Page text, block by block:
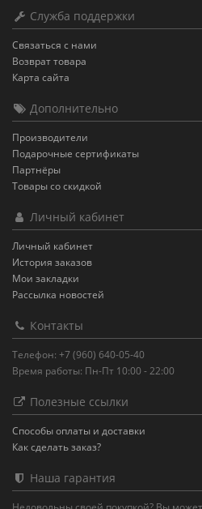
Служба поддержки
Связаться с нами
Возврат товара
Карта сайта
Дополнительно
Производители
Подарочные сертификаты
Партнёры
Товары со скидкой
Личный кабинет
Личный кабинет
История заказов
Мои закладки
Рассылка новостей
Контакты
Телефон: +7 (960) 640-05-40
Время работы: Пн-Пт 10:00 - 22:00
Полезные ссылки
Способы оплаты и доставки
Как сделать заказ?
Наша гарантия